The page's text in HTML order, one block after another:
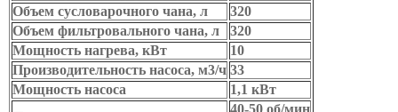
Объем сусловарочного чана, л
320
Объем фильтровального чана, л
320
Мощность нагрева, кВт
10
Производительность насоса, м3/ч 33
Мощность насоса
1,1 кВт
40-50 об/мин